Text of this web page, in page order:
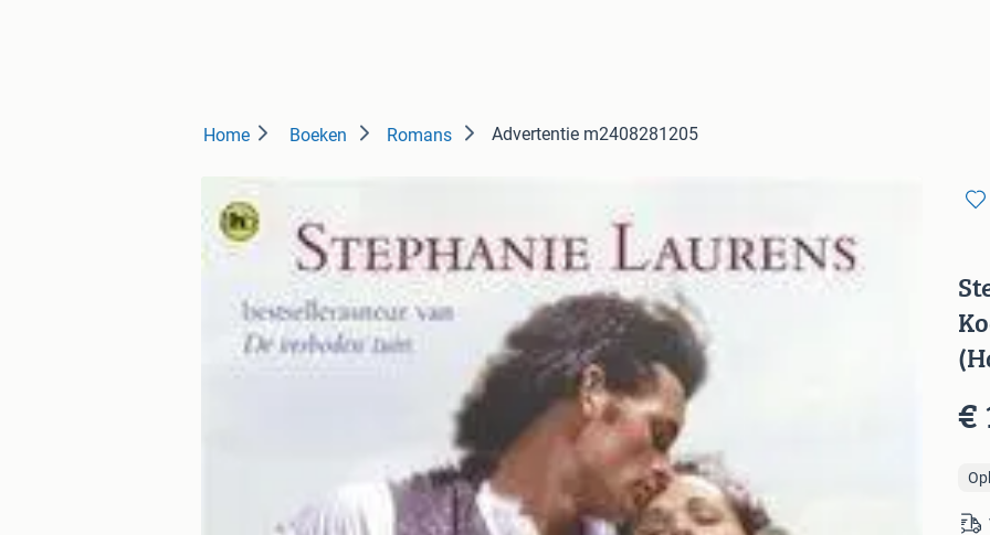
Home Boeken Romans Advertentie m2408281205
€